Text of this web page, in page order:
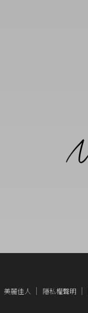
美麗佳人 隱私權聲明